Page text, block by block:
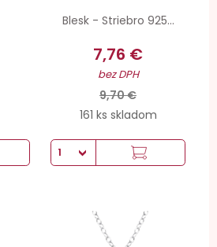
Blesk - Striebro 925...
7,76 €
bez DPH
9,70 €
161 ks skladom